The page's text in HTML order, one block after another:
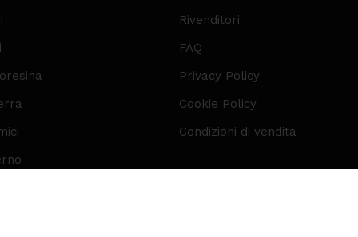
Rivenditori
FAQ
Privacy Policy
Cookie Policy
Condizioni di vendita